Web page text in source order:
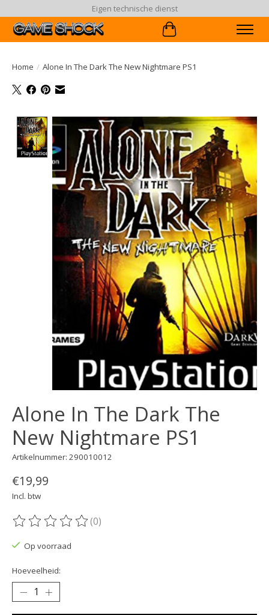
Eigen technische dienst
Winkelwagen
Home / Alone In The Dark The New Nightmare PS1
Product image slideshow Items
Alone In The Dark The
New Nightmare PS1
Artikelnummer: 290010012
€19,99
Incl. btw
De beoordeling van dit product is
(0)
Op voorraad
Hoeveelheid: